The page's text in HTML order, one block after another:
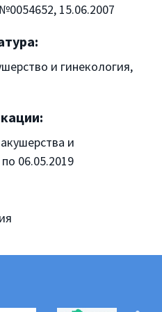
15.06.2007
и гинекология,
и
06.05.2019